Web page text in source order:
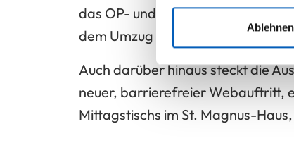
Ablehnen
das OP- und Funktionsgebäude
dem Umzug des orthopädischen
Auch darüber hinaus steckt die
neuer, barrierefreier Webauftritt,
Mittagstischs im St. Magnus-